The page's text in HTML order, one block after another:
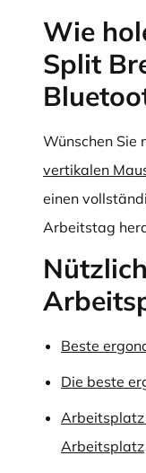
Wie
Split
Wünschen Sie
vertikalen
einen
Arbeitstag
Beste
Die beste
Arbeitsplatz
Arbeitsplatz